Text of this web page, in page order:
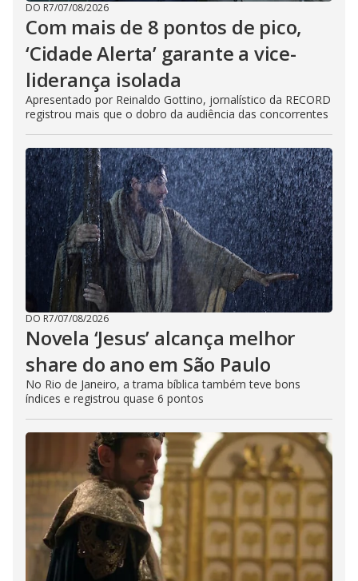
DO R7/07/08/2026
Com mais de 8 pontos de pico,
‘Cidade Alerta’ garante a vice-
liderança isolada
Apresentado por Reinaldo Gottino, jornalístico da RECORD
registrou mais que o dobro da audiência das concorrentes
DO R7/07/08/2026
Novela ‘Jesus’ alcança melhor
share do ano em São Paulo
No Rio de Janeiro, a trama bíblica também teve bons
índices e registrou quase 6 pontos